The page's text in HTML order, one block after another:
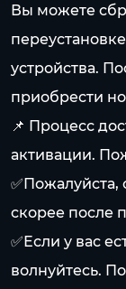
Вы можете
устройства.
приобрести
📌 Процесс
активации.
скорее после
✅Если у вас
волнуйтесь.